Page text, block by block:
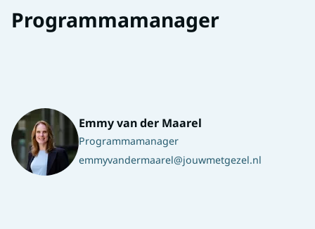
Programmamanager
Emmy van der Maarel
Programmamanager
emmyvandermaarel@jouwmetgezel.nl